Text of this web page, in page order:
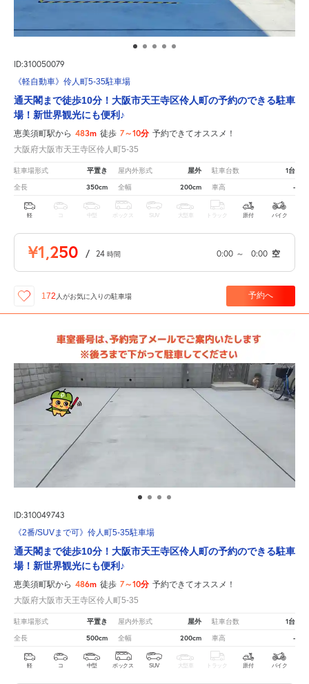
ID:310050079
《軽自動車》伶人町5-35駐車場
通天閣まで徒歩10分！大阪市天王寺区伶人町の予約のできる駐車
場！新世界観光にも便利♪
恵美須町駅から 483m 徒歩 7～10分 予約できてオススメ！
大阪府大阪市天王寺区伶人町5-35
駐車場形式 平置き 屋内外形式 屋外 駐車台数 1台
全長 350cm 全幅 200cm 車高 -
軽 中型 ボックス SUV 大型車 トラック 原付 バイク
¥1,250 / 24 時間 0:00 ～ 0:00 空
172 人がお気に入りの駐車場 予約へ
ID:310049743
《2番/SUVまで可》伶人町5-35駐車場
通天閣まで徒歩10分！大阪市天王寺区伶人町の予約のできる駐車
場！新世界観光にも便利♪
恵美須町駅から 486m 徒歩 7～10分 予約できてオススメ！
大阪府大阪市天王寺区伶人町5-35
駐車場形式 平置き 屋内外形式 屋外 駐車台数 1台
全長 500cm 全幅 200cm 車高 -
軽 コ 中型 ボックス SUV 大型車 トラック 原付 バイク